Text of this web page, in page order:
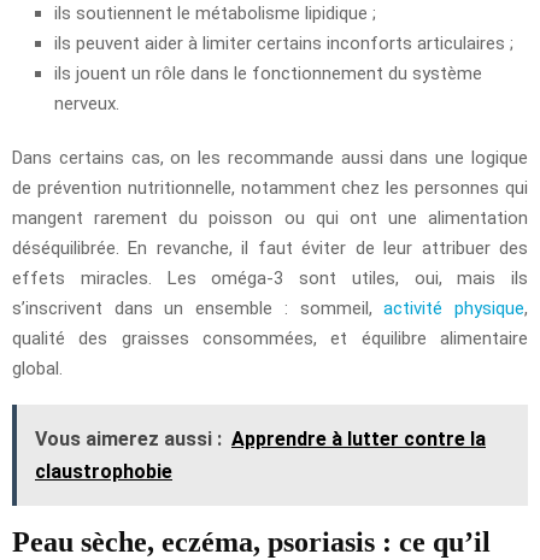
ils soutiennent le métabolisme lipidique ;
ils peuvent aider à limiter certains inconforts articulaires ;
ils jouent un rôle dans le fonctionnement du système
nerveux.
Dans certains cas, on les recommande aussi dans une logique
de prévention nutritionnelle, notamment chez les personnes qui
mangent rarement du poisson ou qui ont une alimentation
déséquilibrée. En revanche, il faut éviter de leur attribuer des
effets miracles. Les oméga-3 sont utiles, oui, mais ils
s’inscrivent dans un ensemble : sommeil,activité physique,
qualité des graisses consommées, et équilibre alimentaire
global.
Vous aimerez aussi : Apprendre à lutter contre la
claustrophobie
Peau sèche, eczéma, psoriasis : ce qu’il